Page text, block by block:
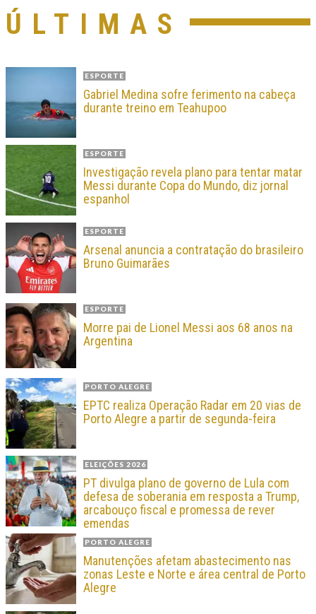
ÚLTIMAS
ESPORTE
Gabriel Medina sofre ferimento na cabeça
durante treino em Teahupoo
ESPORTE
Investigação revela plano para tentar matar
Messi durante Copa do Mundo, diz jornal
espanhol
ESPORTE
Arsenal anuncia a contratação do brasileiro
Bruno Guimarães
ESPORTE
Morre pai de Lionel Messi aos 68 anos na
Argentina
PORTO ALEGRE
EPTC realiza Operação Radar em 20 vias de
Porto Alegre a partir de segunda-feira
ELEIÇÕES 2026
PT divulga plano de governo de Lula com
defesa de soberania em resposta a Trump,
arcabouço fiscal e promessa de rever
emendas
PORTO ALEGRE
Manutenções afetam abastecimento nas
zonas Leste e Norte e área central de Porto
Alegre